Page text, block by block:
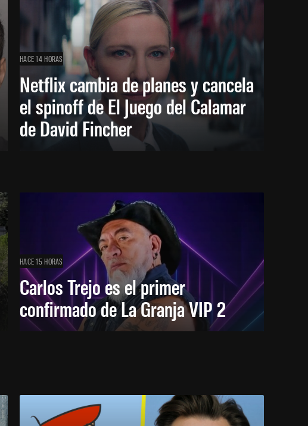
HACE 14 HORAS
Netflix cambia de planes y cancela
el spinoff de El Juego del Calamar
de David Fincher
HACE 15 HORAS
Carlos Trejo es el primer
confirmado de La Granja VIP 2